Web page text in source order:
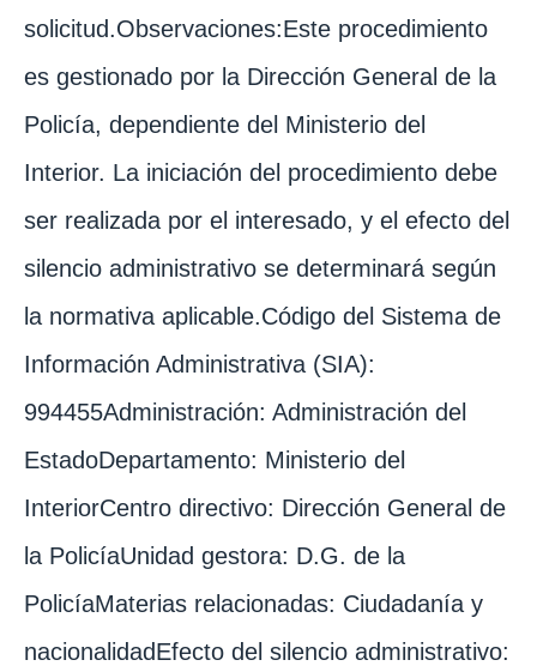
solicitud.Observaciones:Este procedimiento
es gestionado por la Dirección General de la
Policía, dependiente del Ministerio del
Interior. La iniciación del procedimiento debe
ser realizada por el interesado, y el efecto del
silencio administrativo se determinará según
la normativa aplicable.Código del Sistema de
Información Administrativa (SIA):
994455Administración: Administración del
EstadoDepartamento: Ministerio del
InteriorCentro directivo: Dirección General de
la PolicíaUnidad gestora: D.G. de la
PolicíaMaterias relacionadas: Ciudadanía y
nacionalidadEfecto del silencio administrativo: